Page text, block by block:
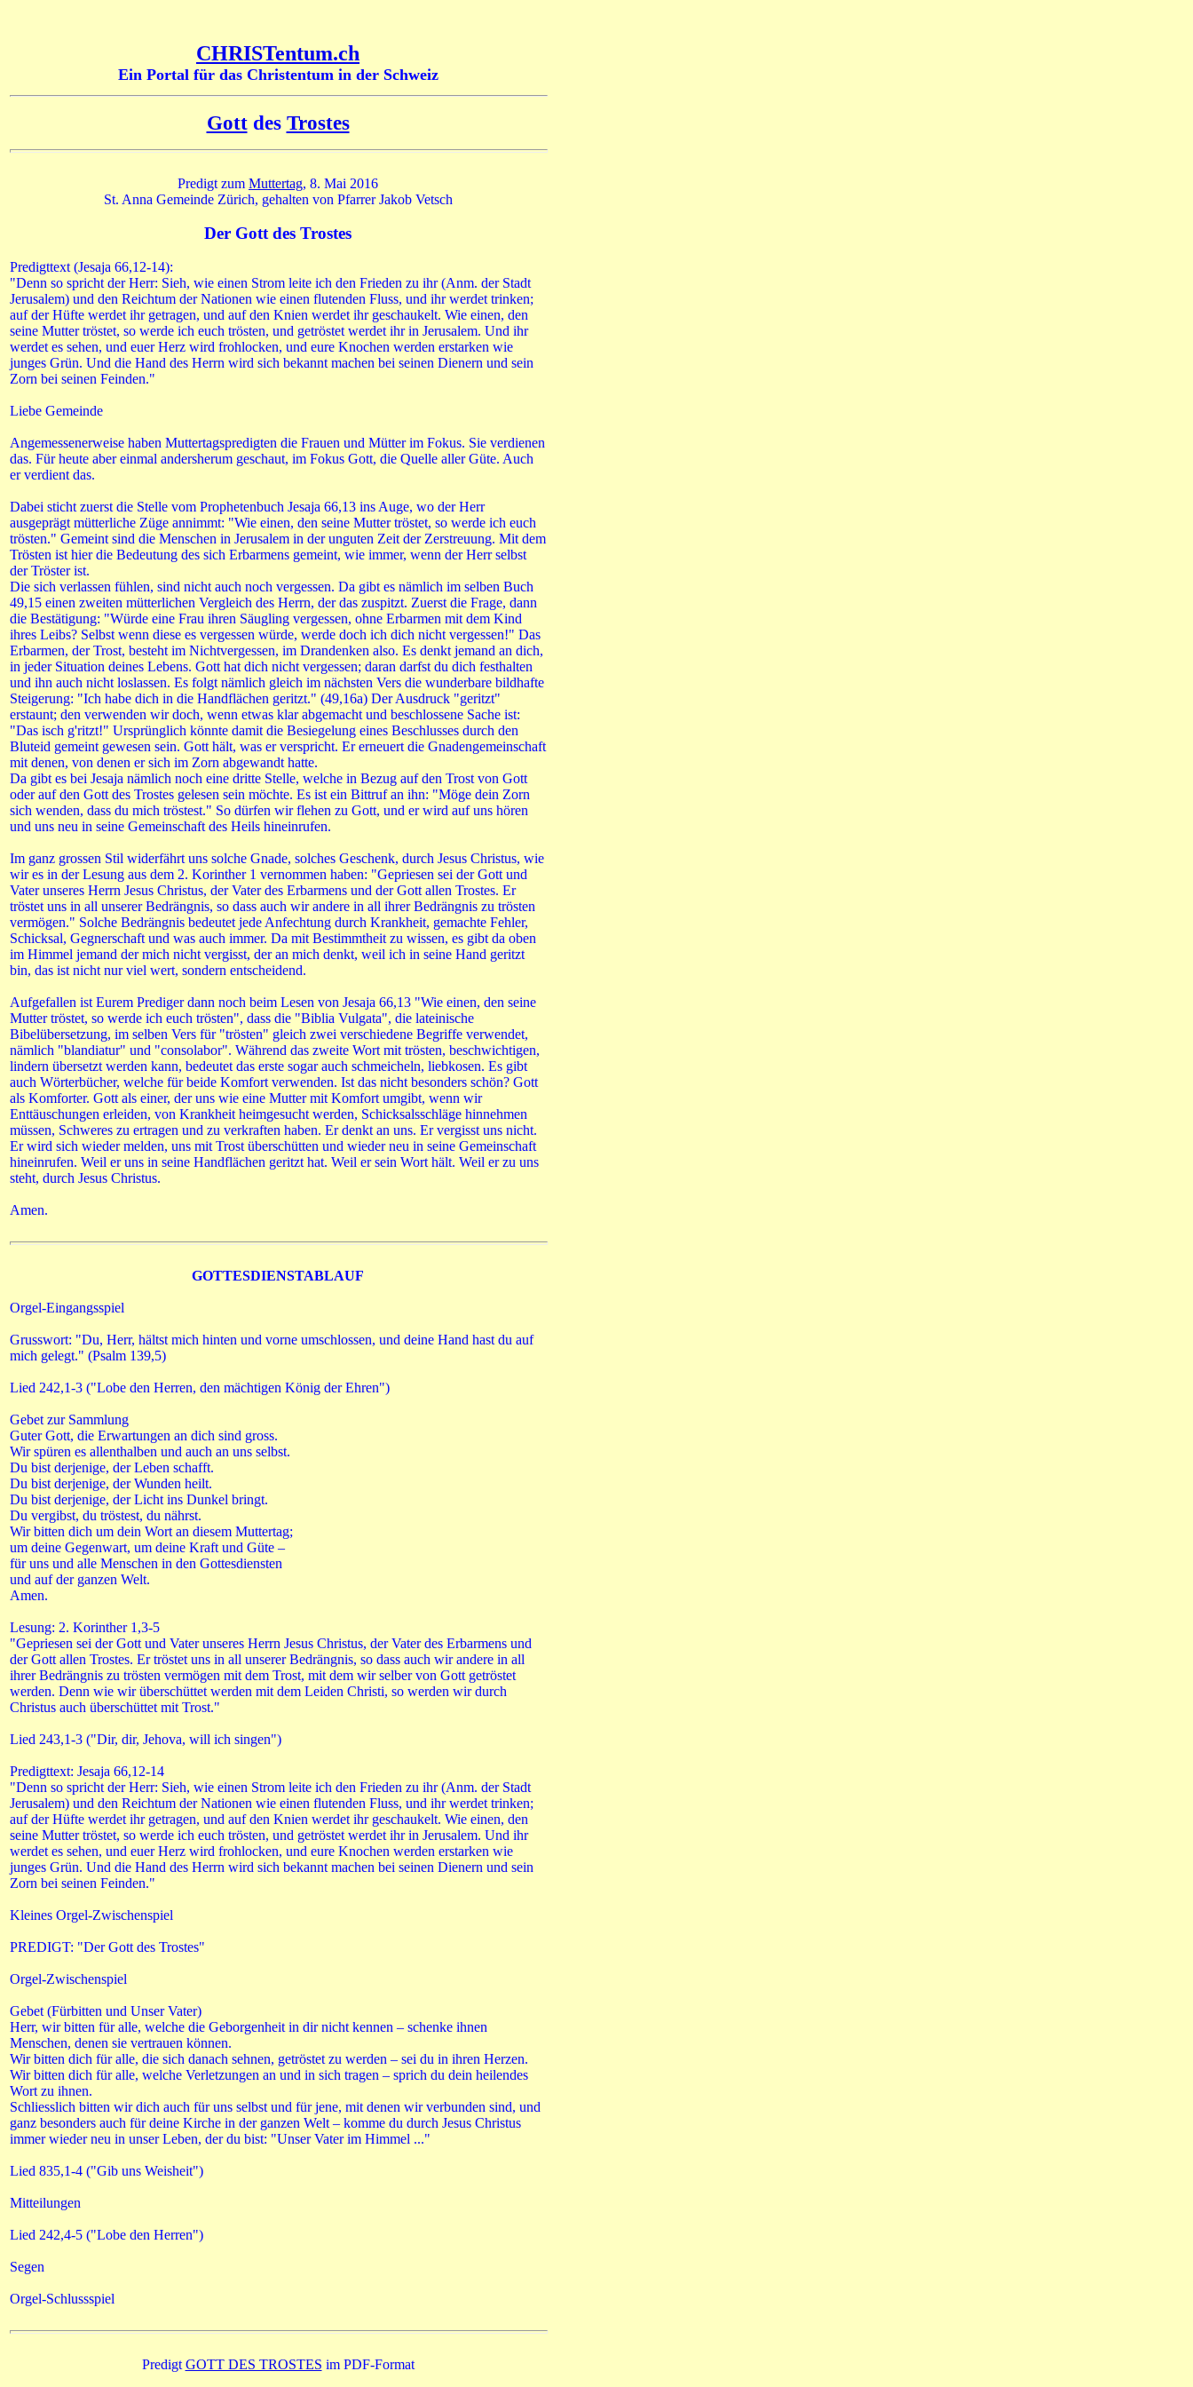
CHRISTentum.ch
Ein Portal für das Christentum in der Schweiz
Gottdes Trostes
Predigt zum Muttertag, 8. Mai 2016
St. Anna Gemeinde Zürich, gehalten von Pfarrer Jakob Vetsch
Der Gott des Trostes
Predigttext (Jesaja 66,12-14):
"Denn so spricht der Herr: Sieh, wie einen Strom leite ich den Frieden zu ihr (Anm. der Stadt
Jerusalem) und den Reichtum der Nationen wie einen flutenden Fluss, und ihr werdet trinken;
auf der Hüfte werdet ihr getragen, und auf den Knien werdet ihr geschaukelt. Wie einen, den
seine Mutter tröstet, so werde ich euch trösten, und getröstet werdet ihr in Jerusalem. Und ihr
werdet es sehen, und euer Herz wird frohlocken, und eure Knochen werden erstarken wie
junges Grün. Und die Hand des Herrn wird sich bekannt machen bei seinen Dienern und sein
Zorn bei seinen Feinden."
Liebe Gemeinde
Angemessenerweise haben Muttertagspredigten die Frauen und Mütter im Fokus. Sie verdienen
das. Für heute aber einmal andersherum geschaut, im Fokus Gott, die Quelle aller Güte. Auch
er verdient das.
Dabei sticht zuerst die Stelle vom Prophetenbuch Jesaja 66,13 ins Auge, wo der Herr
ausgeprägt mütterliche Züge annimmt: "Wie einen, den seine Mutter tröstet, so werde ich euch
trösten." Gemeint sind die Menschen in Jerusalem in der unguten Zeit der Zerstreuung. Mit dem
Trösten ist hier die Bedeutung des sich Erbarmens gemeint, wie immer, wenn der Herr selbst
der Tröster ist.
Die sich verlassen fühlen, sind nicht auch noch vergessen. Da gibt es nämlich im selben Buch
49,15 einen zweiten mütterlichen Vergleich des Herrn, der das zuspitzt. Zuerst die Frage, dann
die Bestätigung: "Würde eine Frau ihren Säugling vergessen, ohne Erbarmen mit dem Kind
ihres Leibs? Selbst wenn diese es vergessen würde, werde doch ich dich nicht vergessen!" Das
Erbarmen, der Trost, besteht im Nichtvergessen, im Drandenken also. Es denkt jemand an dich,
in jeder Situation deines Lebens. Gott hat dich nicht vergessen; daran darfst du dich festhalten
und ihn auch nicht loslassen. Es folgt nämlich gleich im nächsten Vers die wunderbare bildhafte
Steigerung: "Ich habe dich in die Handflächen geritzt." (49,16a) Der Ausdruck "geritzt"
erstaunt; den verwenden wir doch, wenn etwas klar abgemacht und beschlossene Sache ist:
"Das isch g'ritzt!" Ursprünglich könnte damit die Besiegelung eines Beschlusses durch den
Bluteid gemeint gewesen sein. Gott hält, was er verspricht. Er erneuert die Gnadengemeinschaft
mit denen, von denen er sich im Zorn abgewandt hatte.
Da gibt es bei Jesaja nämlich noch eine dritte Stelle, welche in Bezug auf den Trost von Gott
oder auf den Gott des Trostes gelesen sein möchte. Es ist ein Bittruf an ihn: "Möge dein Zorn
sich wenden, dass du mich tröstest." So dürfen wir flehen zu Gott, und er wird auf uns hören
und uns neu in seine Gemeinschaft des Heils hineinrufen.
Im ganz grossen Stil widerfährt uns solche Gnade, solches Geschenk, durch Jesus Christus, wie
wir es in der Lesung aus dem 2. Korinther 1 vernommen haben: "Gepriesen sei der Gott und
Vater unseres Herrn Jesus Christus, der Vater des Erbarmens und der Gott allen Trostes. Er
tröstet uns in all unserer Bedrängnis, so dass auch wir andere in all ihrer Bedrängnis zu trösten
vermögen." Solche Bedrängnis bedeutet jede Anfechtung durch Krankheit, gemachte Fehler,
Schicksal, Gegnerschaft und was auch immer. Da mit Bestimmtheit zu wissen, es gibt da oben
im Himmel jemand der mich nicht vergisst, der an mich denkt, weil ich in seine Hand geritzt
bin, das ist nicht nur viel wert, sondern entscheidend.
Aufgefallen ist Eurem Prediger dann noch beim Lesen von Jesaja 66,13 "Wie einen, den seine
Mutter tröstet, so werde ich euch trösten", dass die "Biblia Vulgata", die lateinische
Bibelübersetzung, im selben Vers für "trösten" gleich zwei verschiedene Begriffe verwendet,
nämlich "blandiatur" und "consolabor". Während das zweite Wort mit trösten, beschwichtigen,
lindern übersetzt werden kann, bedeutet das erste sogar auch schmeicheln, liebkosen. Es gibt
auch Wörterbücher, welche für beide Komfort verwenden. Ist das nicht besonders schön? Gott
als Komforter. Gott als einer, der uns wie eine Mutter mit Komfort umgibt, wenn wir
Enttäuschungen erleiden, von Krankheit heimgesucht werden, Schicksalsschläge hinnehmen
müssen, Schweres zu ertragen und zu verkraften haben. Er denkt an uns. Er vergisst uns nicht.
Er wird sich wieder melden, uns mit Trost überschütten und wieder neu in seine Gemeinschaft
hineinrufen. Weil er uns in seine Handflächen geritzt hat. Weil er sein Wort hält. Weil er zu uns
steht, durch Jesus Christus.
Amen.
GOTTESDIENSTABLAUF
Orgel-Eingangsspiel
Grusswort: "Du, Herr, hältst mich hinten und vorne umschlossen, und deine Hand hast du auf
mich gelegt." (Psalm 139,5)
Lied 242,1-3 ("Lobe den Herren, den mächtigen König der Ehren")
Gebet zur Sammlung
Guter Gott, die Erwartungen an dich sind gross.
Wir spüren es allenthalben und auch an uns selbst.
Du bist derjenige, der Leben schafft.
Du bist derjenige, der Wunden heilt.
Du bist derjenige, der Licht ins Dunkel bringt.
Du vergibst, du tröstest, du nährst.
Wir bitten dich um dein Wort an diesem Muttertag;
um deine Gegenwart, um deine Kraft und Güte –
für uns und alle Menschen in den Gottesdiensten
und auf der ganzen Welt.
Amen.
Lesung: 2. Korinther 1,3-5
"Gepriesen sei der Gott und Vater unseres Herrn Jesus Christus, der Vater des Erbarmens und
der Gott allen Trostes. Er tröstet uns in all unserer Bedrängnis, so dass auch wir andere in all
ihrer Bedrängnis zu trösten vermögen mit dem Trost, mit dem wir selber von Gott getröstet
werden. Denn wie wir überschüttet werden mit dem Leiden Christi, so werden wir durch
Christus auch überschüttet mit Trost."
Lied 243,1-3 ("Dir, dir, Jehova, will ich singen")
Predigttext: Jesaja 66,12-14
"Denn so spricht der Herr: Sieh, wie einen Strom leite ich den Frieden zu ihr (Anm. der Stadt
Jerusalem) und den Reichtum der Nationen wie einen flutenden Fluss, und ihr werdet trinken;
auf der Hüfte werdet ihr getragen, und auf den Knien werdet ihr geschaukelt. Wie einen, den
seine Mutter tröstet, so werde ich euch trösten, und getröstet werdet ihr in Jerusalem. Und ihr
werdet es sehen, und euer Herz wird frohlocken, und eure Knochen werden erstarken wie
junges Grün. Und die Hand des Herrn wird sich bekannt machen bei seinen Dienern und sein
Zorn bei seinen Feinden."
Kleines Orgel-Zwischenspiel
PREDIGT: "Der Gott des Trostes"
Orgel-Zwischenspiel
Gebet (Fürbitten und Unser Vater)
Herr, wir bitten für alle, welche die Geborgenheit in dir nicht kennen – schenke ihnen
Menschen, denen sie vertrauen können.
Wir bitten dich für alle, die sich danach sehnen, getröstet zu werden – sei du in ihren Herzen.
Wir bitten dich für alle, welche Verletzungen an und in sich tragen – sprich du dein heilendes
Wort zu ihnen.
Schliesslich bitten wir dich auch für uns selbst und für jene, mit denen wir verbunden sind, und
ganz besonders auch für deine Kirche in der ganzen Welt – komme du durch Jesus Christus
immer wieder neu in unser Leben, der du bist: "Unser Vater im Himmel ..."
Lied 835,1-4 ("Gib uns Weisheit")
Mitteilungen
Lied 242,4-5 ("Lobe den Herren")
Segen
Orgel-Schlussspiel
Predigt GOTT DES TROSTES im PDF-Format